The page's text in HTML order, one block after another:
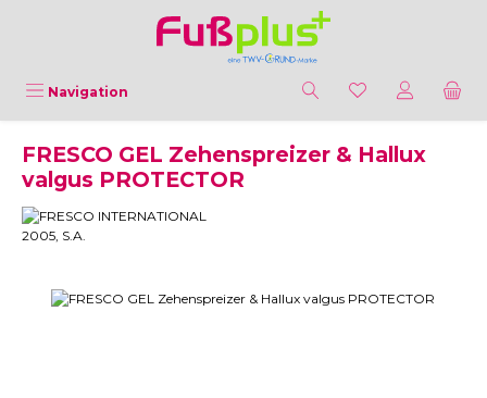
Zum Hauptinhalt springen
Navigation
FRESCO GEL Zehenspreizer & Hallux
valgus PROTECTOR
Bildergalerie überspringen